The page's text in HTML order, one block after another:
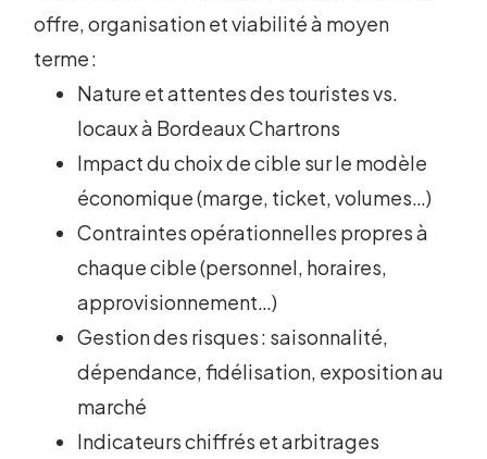
offre, organisation et viabilité à moyen
terme :
Nature et attentes des touristes vs.
locaux à Bordeaux Chartrons
Impact du choix de cible sur le modèle
économique (marge, ticket, volumes…)
Contraintes opérationnelles propres à
chaque cible (personnel, horaires,
approvisionnement…)
Gestion des risques : saisonnalité,
dépendance, fidélisation, exposition au
marché
Indicateurs chiffrés et arbitrages